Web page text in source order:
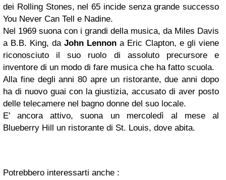
dei Rolling Stones, nel 65 incide senza grande successo
You Never Can Tell e Nadine.
Nel 1969 suona con i grandi della musica, da Miles Davis
a B.B. King, da John Lennon a Eric Clapton, e gli viene
riconosciuto il suo ruolo di assoluto precursore e
inventore di un modo di fare musica che ha fatto scuola.
Alla fine degli anni 80 apre un ristorante, due anni dopo
ha di nuovo guai con la giustizia, accusato di aver posto
delle telecamere nel bagno donne del suo locale.
E' ancora attivo, suona un mercoledì al mese al
Blueberry Hill un ristorante di St. Louis, dove abita.
Potrebbero interessarti anche :